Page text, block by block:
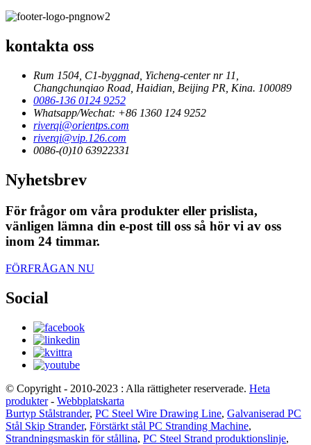
kontakta oss
Rum 1504, C1-byggnad, Yicheng-center nr 11,
Changchunqiao Road, Haidian, Beijing PR, Kina. 100089
0086-136 0124 9252
Whatsapp/Wechat: +86 1360 124 9252
riverqi@orientps.com
riverqi@vip.126.com
0086-(0)10 63922331
Nyhetsbrev
För frågor om våra produkter eller prislista,
vänligen lämna din e-post till oss så hör vi av oss
inom 24 timmar.
FÖRFRÅGAN NU
Social
© Copyright - 2010-2023 : Alla rättigheter reserverade. Heta
produkter- Webbplatskarta
Burtyp Stålstrander, PC Steel Wire Drawing Line, Galvaniserad PC
Stål Skip Strander, Förstärkt stål PC Stranding Machine,
Strandningsmaskin för stållina, PC Steel Strand produktionslinje,